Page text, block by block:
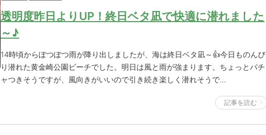
透明度昨日よりUP！終日ベタ凪で快適に潜れました
～♪
14時頃からぽつぽつ雨が降り出しましたが、海は終日ベタ凪～👍今日ものんび
り潜れた黄金崎公園ビーチでした。明日は風と雨が強まります。ちょっとパチ
ャつきそうですが、風向きがいいので引き続き楽しく潜れそうで…
記事を読む